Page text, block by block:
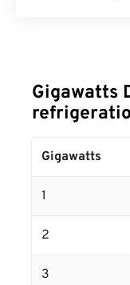
Gigawatts
Gigawatts
1
2
3